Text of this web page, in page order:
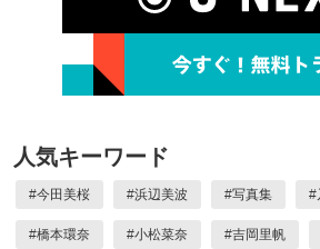
人気キーワード
#今田美桜 #浜辺美波 #写真集 #
#橋本環奈 #小松菜奈 #吉岡里帆